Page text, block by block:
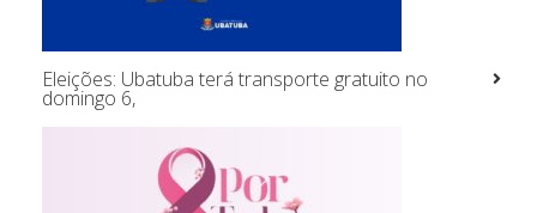
Eleições: Ubatuba terá transporte gratuito no
domingo 6,